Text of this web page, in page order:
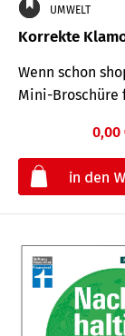
UMWELT
Korrekte
Wenn schon
Mini-Broschüre
0,00